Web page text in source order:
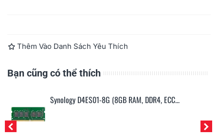
Thêm Vào Danh Sách Yêu Thích
Bạn cũng có thể thích
Synology D4ES01-8G (8GB RAM, DDR4, ECC...